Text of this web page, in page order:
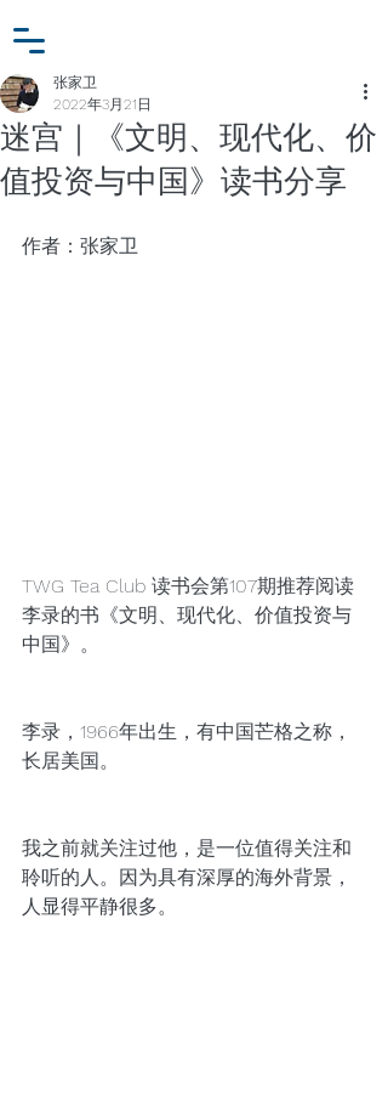
迷宫｜《文明、现代化、价
值投资与中国》读书分享
张家卫
2022年3月21日
作者：张家卫
TWG Tea Club 读书会第107期推荐阅读
李录的书《文明、现代化、价值投资与
中国》。
李录，1966年出生，有中国芒格之称，
长居美国。
我之前就关注过他，是一位值得关注和
聆听的人。因为具有深厚的海外背景，
人显得平静很多。